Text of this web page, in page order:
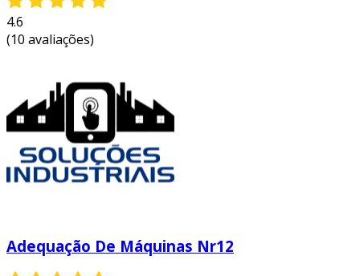
4.6
(10 avaliações)
Adequação De Máquinas Nr12